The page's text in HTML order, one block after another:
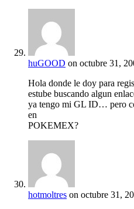
huGOOD on octubre 31,
Hola donde le doy para
estube buscando algun
ya tengo mi GL ID… pero
en
POKEMEX?
hotmoltres on octubre 31,